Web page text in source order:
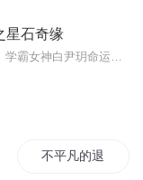
星石奇缘
不平凡的退伍老兵